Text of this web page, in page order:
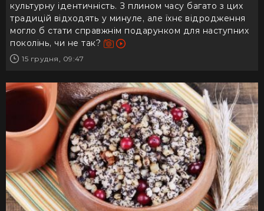
культурну ідентичність. З плином часу багато з цих
традицій відходять у минуле, але їхнє відродження
могло б стати справжнім подарунком для наступних
поколінь, чи не так?
15 грудня, 09:47